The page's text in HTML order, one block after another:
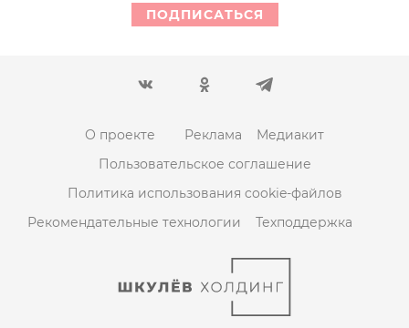
ПОДПИСАТЬСЯ
О проекте Реклама
Медиакит
Пользовательское соглашение
Политика использования cookie-файлов
Рекомендательные технологии
Техподдержка